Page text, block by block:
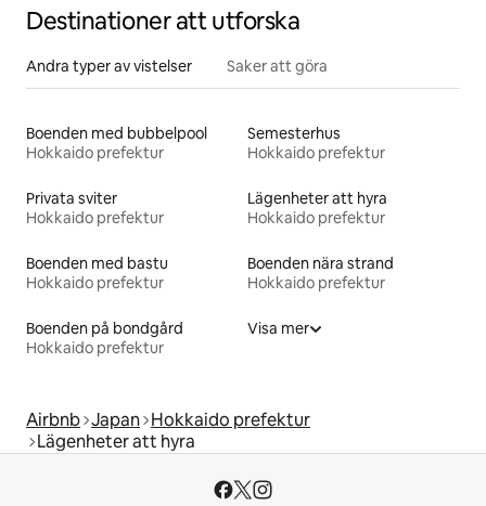
Destinationer att utforska
Andra typer av vistelser Saker att göra
Boenden med bubbelpool
Hokkaido prefektur
Semesterhus
Hokkaido prefektur
Privata sviter
Hokkaido prefektur
Lägenheter att hyra
Hokkaido prefektur
Boenden med bastu
Hokkaido prefektur
Boenden nära strand
Hokkaido prefektur
Boenden på bondgård
Hokkaido prefektur
Visa mer
Airbnb Japan Hokkaido prefektur
Lägenheter att hyra